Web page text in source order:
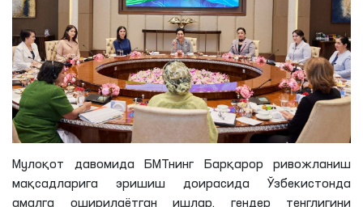
Мулоқот давомида БМТнинг Барқарор ривожланиш
мақсадларига эришиш доирасида Ўзбекистонда
амалга оширилаётган ишлар, гендер тенглигини